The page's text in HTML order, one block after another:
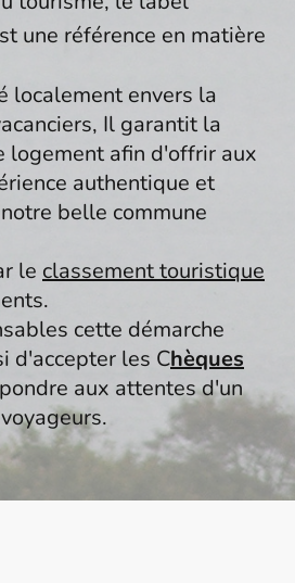
une référence en matière
localement envers la
Il garantit la
logement afin d'offrir aux
authentique et
belle commune
le classement touristique
cette démarche
d'accepter les Chèques
aux attentes d'un